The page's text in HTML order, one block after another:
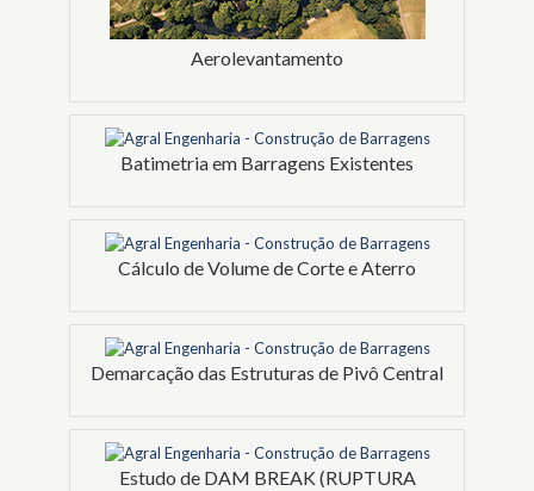
Aerolevantamento
Batimetria em Barragens Existentes
Cálculo de Volume de Corte e Aterro
Demarcação das Estruturas de Pivô Central
Estudo de DAM BREAK (RUPTURA